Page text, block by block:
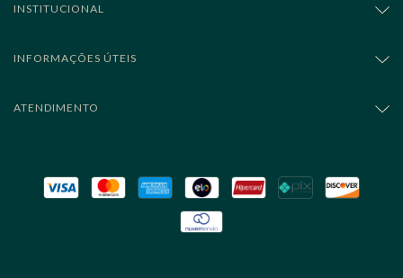
INSTITUCIONAL
INFORMAÇÕES ÚTEIS
ATENDIMENTO